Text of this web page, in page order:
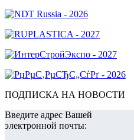
ПОДПИСКА НА НОВОСТИ
Введите адрес Вашей
электронной почты: